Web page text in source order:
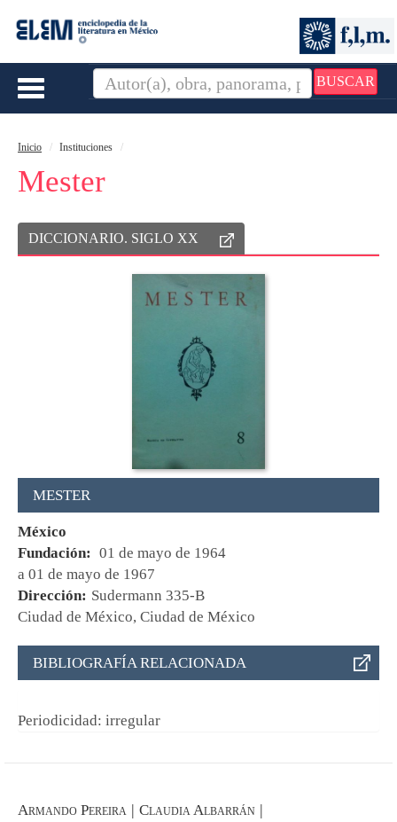
BUSCAR
Toggle
Inicio Instituciones
Mester
DICCIONARIO. SIGLO XX
MESTER
México
Fundación: 01 de mayo de 1964
a 01 de mayo de 1967
Dirección: Sudermann 335-B
Ciudad de México, Ciudad de México
BIBLIOGRAFÍA RELACIONADA
Periodicidad: irregular
Armando Pereira | Claudia Albarrán |